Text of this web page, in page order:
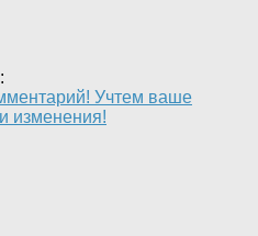
Учтем ваше
изменения!